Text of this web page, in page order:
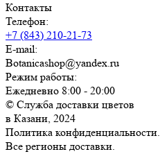
Контакты
Телефон:
+7 (843) 210-21-73
E-mail:
Botanicashop@yandex.ru
Режим работы:
Ежедневно 8:00 - 20:00
© Служба доставки цветов
в Казани, 2024
Политика конфиденциальности.
Все регионы доставки.